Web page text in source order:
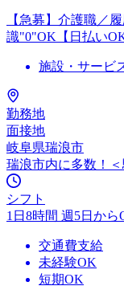
【急募】介護職／
識"0"OK【日払いOK
施設・サービ
勤務地
面接地
岐阜県瑞浪市
瑞浪市内に多数！
シフト
1日8時間 週5日から
交通費支給
未経験OK
短期OK